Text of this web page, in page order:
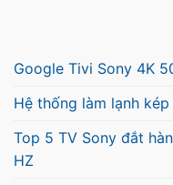
Google Tivi Sony 4K
Hệ thống làm lạnh
Top 5 TV Sony đắt
HZ